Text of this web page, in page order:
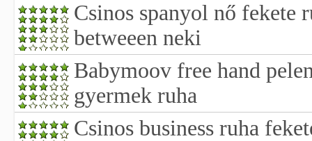
Csinos spanyol nő fekete
betweeen neki
Babymoov free hand
gyermek ruha
Csinos business ruha